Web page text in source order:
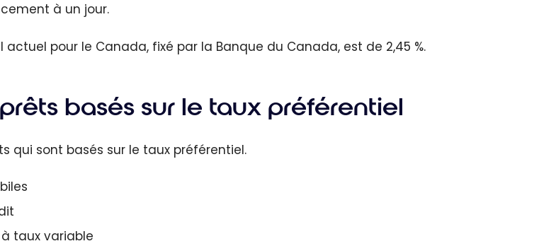
à un jour.
actuel pour le Canada, fixé par la Banque du Canada, est de 2,45 %.
basés sur le taux préférentiel
qui sont basés sur le taux préférentiel.
taux variable